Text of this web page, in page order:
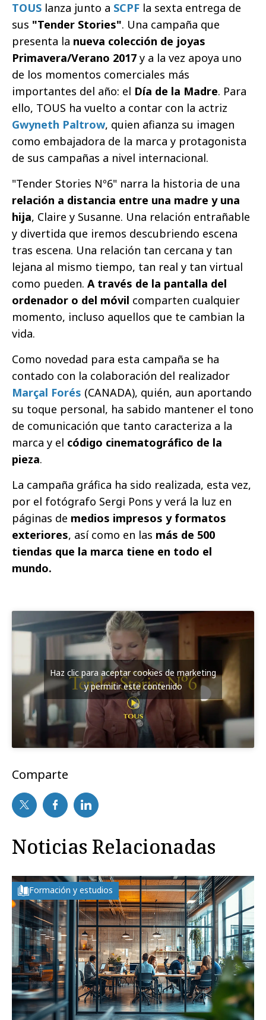
TOUS lanza junto a SCPF la sexta entrega de
sus "Tender Stories". Una campaña que
presenta la nueva colección de joyas
Primavera/Verano 2017 y a la vez apoya uno
de los momentos comerciales más
importantes del año: el Día de la Madre. Para
ello, TOUS ha vuelto a contar con la actriz
Gwyneth Paltrow, quien afianza su imagen
como embajadora de la marca y protagonista
de sus campañas a nivel internacional.
"Tender Stories Nº6" narra la historia de una
relación a distancia entre una madre y una
hija, Claire y Susanne. Una relación entrañable
y divertida que iremos descubriendo escena
tras escena. Una relación tan cercana y tan
lejana al mismo tiempo, tan real y tan virtual
como pueden. A través de la pantalla del
ordenador o del móvil comparten cualquier
momento, incluso aquellos que te cambian la
vida.
Como novedad para esta campaña se ha
contado con la colaboración del realizador
Marçal Forés (CANADA), quién, aun aportando
su toque personal, ha sabido mantener el tono
de comunicación que tanto caracteriza a la
marca y el código cinematográfico de la
pieza.
La campaña gráfica ha sido realizada, esta vez,
por el fotógrafo Sergi Pons y verá la luz en
páginas de medios impresos y formatos
exteriores, así como en las más de 500
tiendas que la marca tiene en todo el
mundo.
Haz clic para aceptar cookies de marketing
y permitir este contenido
Comparte
Noticias Relacionadas
Formación y estudios